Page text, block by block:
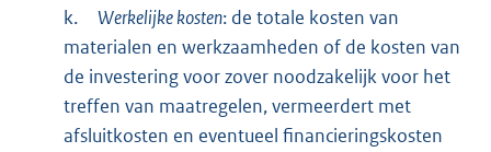
k. Werkelijke kosten: de totale kosten van
materialen en werkzaamheden of de kosten van
de investering voor zover noodzakelijk voor het
treffen van maatregelen, vermeerdert met
afsluitkosten en eventueel financieringskosten